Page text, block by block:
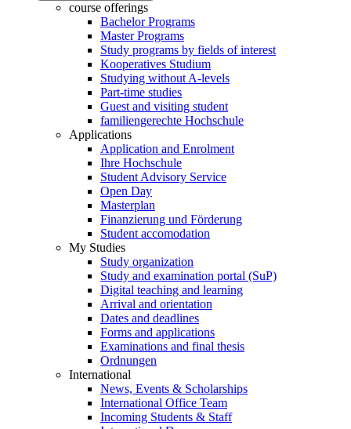
course offerings
Bachelor Programs
Master Programs
Study programs by fields of interest
Kooperatives Studium
Studying without A-levels
Part-time studies
Guest and visiting student
familiengerechte Hochschule
Applications
Application and Enrolment
Ihre Hochschule
Student Advisory Service
Open Day
Masterplan
Finanzierung und Förderung
Student accomodation
My Studies
Study organization
Study and examination portal (SuP)
Digital teaching and learning
Arrival and orientation
Dates and deadlines
Forms and applications
Examinations and final thesis
Ordnungen
International
News, Events & Scholarships
International Office Team
Incoming Students & Staff